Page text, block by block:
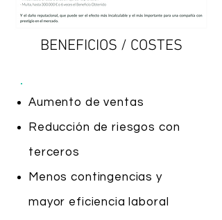
BENEFICIOS / COSTES
Aumento de ventas
Reducción de riesgos con
terceros
Menos contingencias y
mayor eficiencia laboral